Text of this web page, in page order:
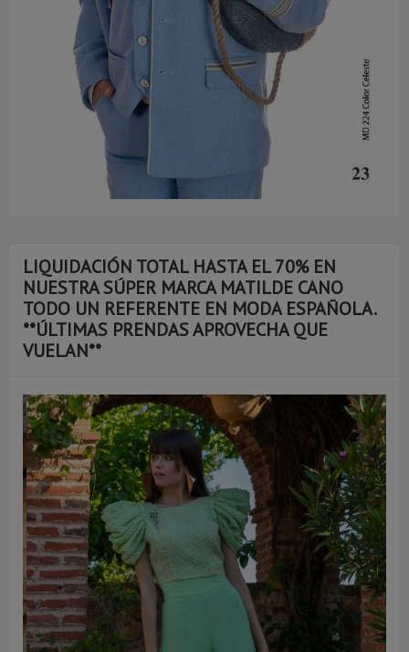
LIQUIDACIÓN TOTAL HASTA EL 70% EN
NUESTRA SÚPER MARCA MATILDE CANO
TODO UN REFERENTE EN MODA ESPAÑOLA.
**ÚLTIMAS PRENDAS APROVECHA QUE
VUELAN**